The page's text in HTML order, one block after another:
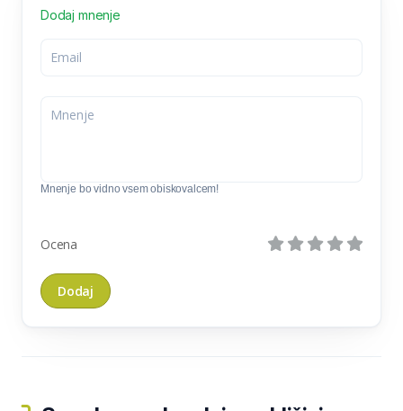
Dodaj mnenje
Mnenje bo vidno vsem obiskovalcem!
Ocena